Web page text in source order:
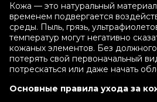
Кожа — это натуральный
временем подвергается
среды. Пыль, грязь,
температур могут негативно
кожаных элементов. Без
потерять свой первоначальный
потрескаться или даже начать
Основные правила ухода за